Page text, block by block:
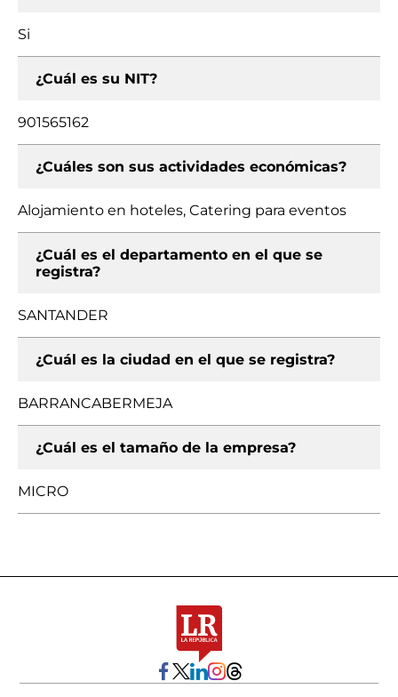
Si
¿Cuál es su NIT?
901565162
¿Cuáles son sus actividades económicas?
Alojamiento en hoteles, Catering para eventos
¿Cuál es el departamento en el que se
registra?
SANTANDER
¿Cuál es la ciudad en el que se registra?
BARRANCABERMEJA
¿Cuál es el tamaño de la empresa?
MICRO